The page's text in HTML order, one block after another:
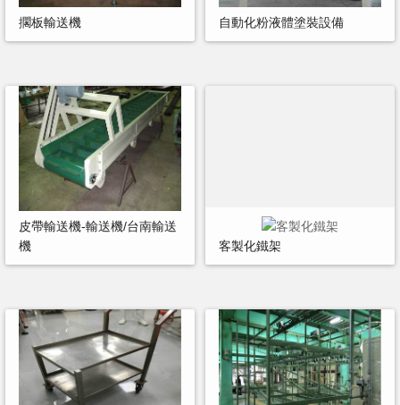
擱板輸送機 自動化粉液體塗裝設備
皮帶輸送機-輸送機/台南輸送
機
客製化鐵架